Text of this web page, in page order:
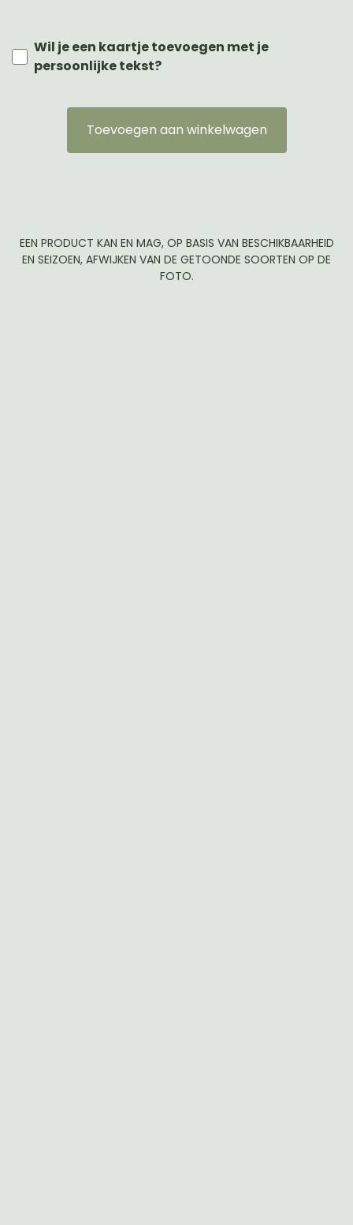
Wil je een kaartje toevoegen met je
persoonlijke tekst?
Toevoegen aan winkelwagen
EEN PRODUCT KAN EN MAG, OP BASIS VAN BESCHIKBAARHEID
EN SEIZOEN, AFWIJKEN VAN DE GETOONDE SOORTEN OP DE
FOTO.